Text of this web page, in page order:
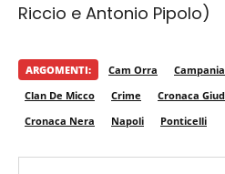
Riccio e Antonio Pipolo)
ARGOMENTI: Cam Orra Campania
Clan De Micco
Crime Cronaca
Cronaca Nera
Napoli Ponticelli